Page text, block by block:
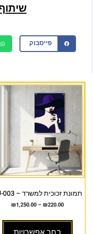
פייסבוק
תמונת זכוכית למשרד – AU-003
₪220.00
–
₪1,250.00